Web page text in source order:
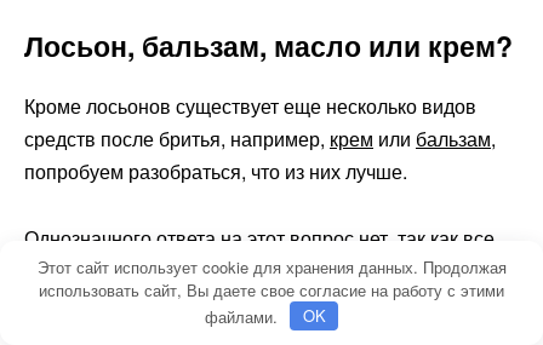
Лосьон, бальзам, масло или крем?
Кроме лосьонов существует еще несколько видов
средств после бритья, например, крем или бальзам,
попробуем разобраться, что из них лучше.
Однозначного ответа на этот вопрос нет, так как все
зависит от требуемого результата и типа кожи. В
основном,лосьоны — это спиртосодержащие
, поэтому для чувствительной и сухой кожи
Этот сайт использует cookie для хранения данных. Продолжая
использовать сайт, Вы даете свое согласие на работу с этими
файлами.
OK